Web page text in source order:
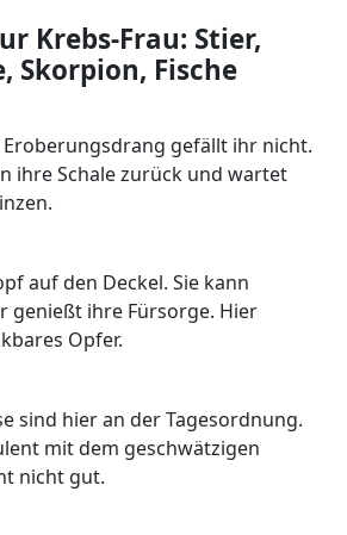
Krebs-Frau: Stier,
Skorpion, Fische
gefällt ihr nicht.
ihre Schale zurück und wartet
auf den Deckel. Sie kann
genießt ihre Fürsorge. Hier
Opfer.
sind hier an der Tagesordnung.
mit dem geschwätzigen
nicht gut.